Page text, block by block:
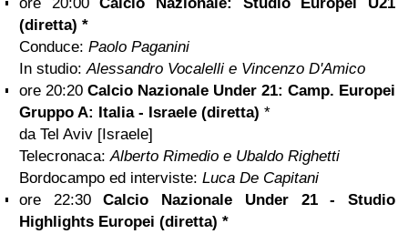
(diretta) *
Conduce: Paolo Paganini
In studio:Alessandro Vocalelli e Vincenzo D'Amico
ore 20:20 Calcio Nazionale Under 21: Camp. Europei
Gruppo A: Italia - Israele (diretta) *
da Tel Aviv [Israele]
Telecronaca:Alberto Rimedio e Ubaldo Righetti
Bordocampo ed interviste: Luca De Capitani
ore 22:30Calcio Nazionale Under 21 - Studio
Highlights Europei (diretta) *